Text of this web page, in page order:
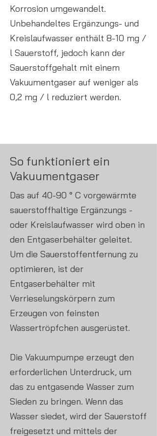
Korrosion umgewandelt.
Unbehandeltes Ergänzungs- und
Kreislaufwasser enthält 8-10 mg /
l Sauerstoff, jedoch kann der
Sauerstoffgehalt mit einem
Vakuumentgaser auf weniger als
0,2 mg / l reduziert werden.
So funktioniert ein
Vakuumentgaser
Das auf 40-90 ° C vorgewärmte
sauerstoffhaltige Ergänzungs -
oder Kreislaufwasser wird oben in
den Entgaserbehälter geleitet.
Um die Sauerstoffentfernung zu
optimieren, ist der
Entgaserbehälter mit
Verrieselungskörpern zum
Erzeugen von feinsten
Wassertröpfchen ausgerüstet.
Die Vakuumpumpe erzeugt den
erforderlichen Unterdruck, um
das zu entgasende Wasser zum
Sieden zu bringen. Wenn das
Wasser siedet, wird der Sauerstoff
freigesetzt und mittels der